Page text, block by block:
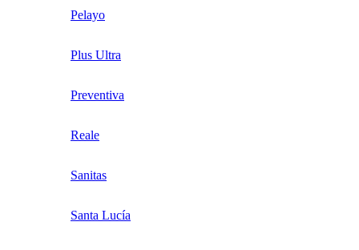
Pelayo
Plus Ultra
Preventiva
Reale
Sanitas
Santa Lucía